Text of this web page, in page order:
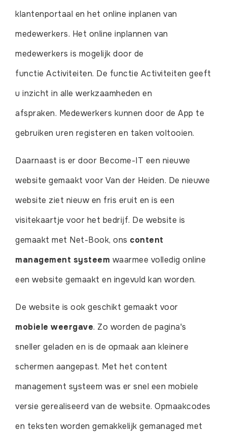
klantenportaal en het online inplanen van
medewerkers. Het online inplannen van
medewerkers is mogelijk door de
functie Activiteiten. De functie Activiteiten geeft
u inzicht in alle werkzaamheden en
afspraken. Medewerkers kunnen door de App te
gebruiken uren registeren en taken voltooien.
Daarnaast is er door Become-IT een nieuwe
website gemaakt voor Van der Heiden. De nieuwe
website ziet nieuw en fris eruit en is een
visitekaartje voor het bedrijf. De website is
gemaakt met Net-Book, ons content
management systeem waarmee volledig online
een website gemaakt en ingevuld kan worden.
De website is ook geschikt gemaakt voor
mobiele weergave. Zo worden de pagina's
sneller geladen en is de opmaak aan kleinere
schermen aangepast. Met het content
management systeem was er snel een mobiele
versie gerealiseerd van de website. Opmaakcodes
en teksten worden gemakkelijk gemanaged met